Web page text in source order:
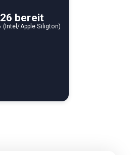
bereit
(Intel/Apple Siligton)